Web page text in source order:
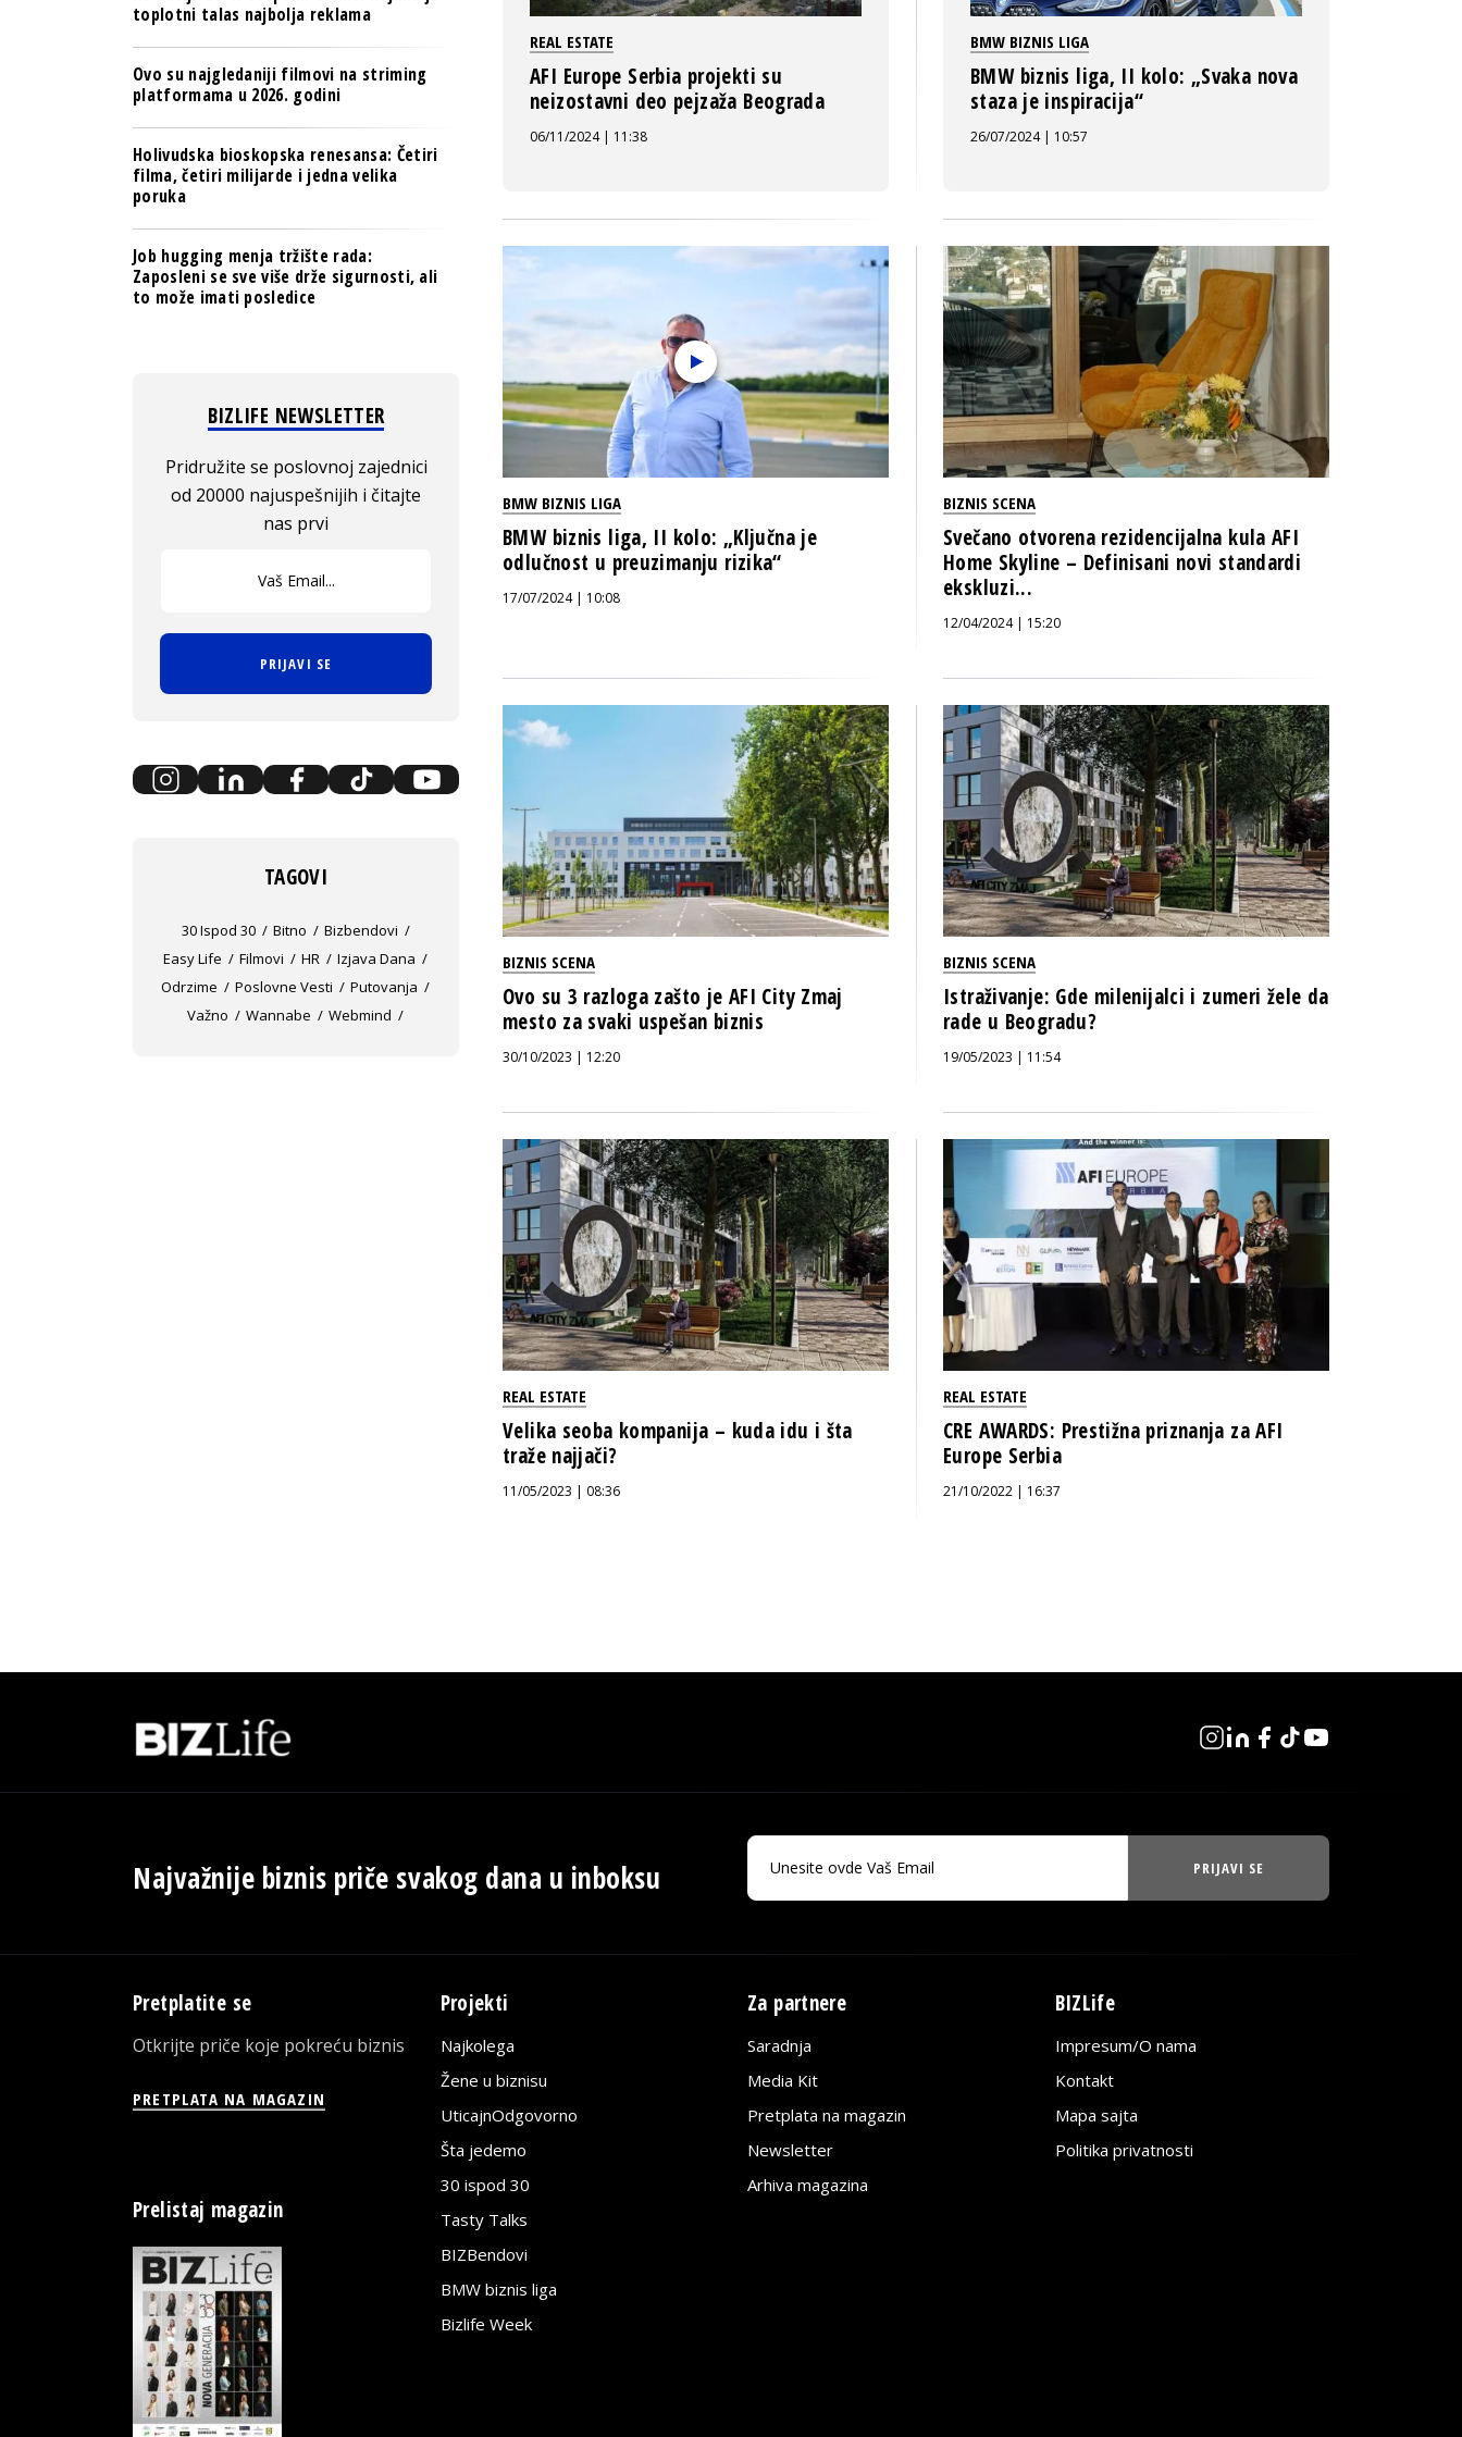
REAL ESTATE
AFI Europe Serbia projekti su
neizostavni deo pejzaža Beograda
06/11/2024 | 11:38
BMW BIZNIS LIGA
BMW biznis liga, II kolo: „Svaka nova
staza je inspiracija“
26/07/2024 | 10:57
BMW BIZNIS LIGA
BMW biznis liga, II kolo: „Ključna je
odlučnost u preuzimanju rizika“
17/07/2024 | 10:08
BIZNIS SCENA
Svečano otvorena rezidencijalna kula AFI
Home Skyline – Definisani novi standardi
ekskluzi...
12/04/2024 | 15:20
BIZNIS SCENA
Ovo su 3 razloga zašto je AFI City Zmaj
mesto za svaki uspešan biznis
30/10/2023 | 12:20
BIZNIS SCENA
Istraživanje: Gde milenijalci i zumeri žele da
rade u Beogradu?
19/05/2023 | 11:54
REAL ESTATE
Velika seoba kompanija – kuda idu i šta
traže najjači?
11/05/2023 | 08:36
REAL ESTATE
CRE AWARDS: Prestižna priznanja za AFI
Europe Serbia
21/10/2022 | 16:37
toplotni talas najbolja reklama
Ovo su najgledaniji filmovi na striming
platformama u 2026. godini
Holivudska bioskopska renesansa: Četiri
filma, četiri milijarde i jedna velika
poruka
Job hugging menja tržište rada:
Zaposleni se sve više drže sigurnosti, ali
to može imati posledice
BIZLIFE NEWSLETTER
Pridružite se poslovnoj zajednici
od 20000 najuspešnijih i čitajte
nas prvi
PRIJAVI SE
TAGOVI
30 Ispod 30 Bitno
Bizbendovi
Easy Life
Filmovi HR
Izjava Dana
Odrzime
Poslovne Vesti
Putovanja
Važno
Wannabe Webmind
Najvažnije biznis priče svakog dana u inboksu PRIJAVI SE
Pretplatite se
Otkrijte priče koje pokreću biznis
PRETPLATA NA MAGAZIN
Prelistaj magazin
Projekti
Najkolega
Žene u biznisu
UticajnOdgovorno
Šta jedemo
30 ispod 30
Tasty Talks
BIZBendovi
BMW biznis liga
Bizlife Week
Za partnere
Saradnja
Media Kit
Pretplata na magazin
Newsletter
Arhiva magazina
BIZLife
Impresum/O nama
Kontakt
Mapa sajta
Politika privatnosti